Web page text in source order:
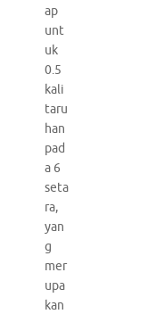
ap
unt
uk
0.5
kali
taru
han
pad
a 6
seta
ra,
yan
g
mer
upa
kan